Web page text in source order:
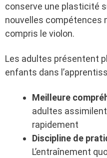
conserve une plasticité
nouvelles compétences
compris le violon.
Les adultes présentent
enfants dans
Meilleure
adultes
rapidement
Discipline de
L’entraînement